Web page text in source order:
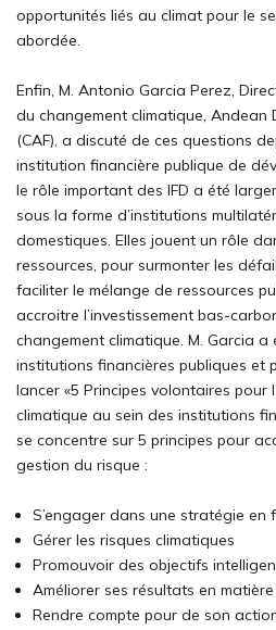
opportunités liés au climat pour le
abordée.
Enfin, M. Antonio Garcia Perez,
du changement climatique, Andean
(CAF), a discuté de ces questions
institution financière publique de
le rôle important des IFD a été
sous la forme d’institutions
domestiques. Elles jouent un rôle
ressources, pour surmonter les
faciliter le mélange de ressources
accroitre l’investissement bas-
changement climatique. M. Garcia a
institutions financières publiques et
lancer «5 Principes volontaires pour
climatique au sein des institutions
se concentre sur 5 principes pour
gestion du risque :
S’engager dans une stratégie en
Gérer les risques climatiques
Promouvoir des objectifs
Améliorer ses résultats en
Rendre compte pour de son